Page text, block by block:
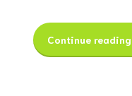
Continue reading